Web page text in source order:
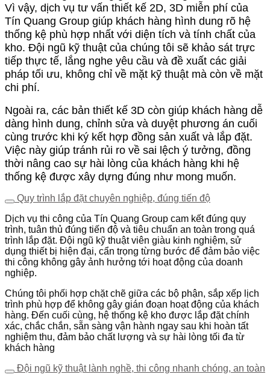
Vì vậy, dịch vụ tư vấn thiết kế 2D, 3D miễn phí của
Tín Quang Group giúp khách hàng hình dung rõ hệ
thống kệ phù hợp nhất với diện tích và tính chất của
kho. Đội ngũ kỹ thuật của chúng tôi sẽ khảo sát trực
tiếp thực tế, lắng nghe yêu cầu và đề xuất các giải
pháp tối ưu, không chỉ về mặt kỹ thuật mà còn về mặt
chi phí.
Ngoài ra, các bản thiết kế 3D còn giúp khách hàng dễ
dàng hình dung, chỉnh sửa và duyệt phương án cuối
cùng trước khi ký kết hợp đồng sản xuất và lắp đặt.
Việc này giúp tránh rủi ro về sai lệch ý tưởng, đồng
thời nâng cao sự hài lòng của khách hàng khi hệ
thống kệ được xây dựng đúng như mong muốn.
Quy trình lắp đặt chuyên nghiệp, đúng tiến độ
Dịch vụ thi công của Tín Quang Group cam kết đúng quy
trình, tuân thủ đúng tiến độ và tiêu chuẩn an toàn trong quá
trình lắp đặt. Đội ngũ kỹ thuật viên giàu kinh nghiệm, sử
dụng thiết bị hiện đại, cẩn trọng từng bước để đảm bảo việc
thi công không gây ảnh hưởng tới hoạt động của doanh
nghiệp.
Chúng tôi phối hợp chặt chẽ giữa các bộ phận, sắp xếp lịch
trình phù hợp để không gây gián đoạn hoạt động của khách
hàng. Đến cuối cùng, hệ thống kệ kho được lắp đặt chính
xác, chắc chắn, sẵn sàng vận hành ngay sau khi hoàn tất
nghiệm thu, đảm bảo chất lượng và sự hài lòng tối đa từ
khách hàng
Đội ngũ kỹ thuật lành nghề, thi công nhanh chóng, an toàn